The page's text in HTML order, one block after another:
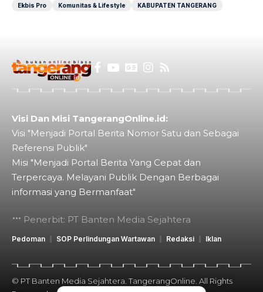
Ekbis Pro
Komunitas & Lifestyle KABUPATEN TANGERANG
Visi Dan Misi TangerangOnline.id:
Visi "Menjadi Portal Berita Nomor Satu dan Sebagai
Referensi Publik"
Misi "Menjadi Portal Berita Yang Cepat dan
Terpercaya. Melayani Publik Dengan Berbagai
informasi yang Bermanfaat"
Penerbit: PT Banten Media Sejahtera
Pedoman SOP Perlindungan Wartawan Redaksi Iklan
© PT Banten Media Sejahtera. TangerangOnline. All Rights